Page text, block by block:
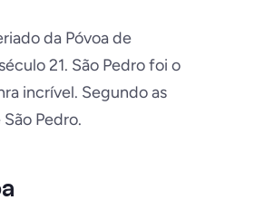
da Póvoa de
21. São Pedro foi o
incrível. Segundo as
Pedro.